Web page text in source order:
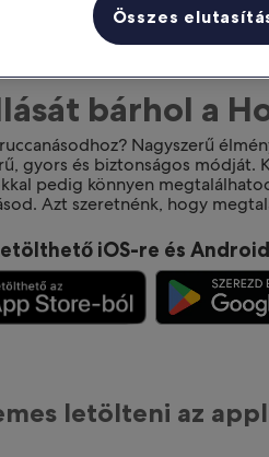
bárhol a
Nagyszerű
gyors és biztonságos módját.
pedig könnyen
Azt szeretnénk, hogy
iOS-re és
letölteni az
Összes